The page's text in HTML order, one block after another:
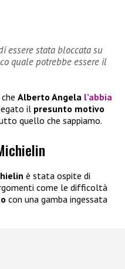
essere stata bloccata su
quale potrebbe essere il
Alberto Angela l’abbia
il presunto motivo
quello che sappiamo.
è stata ospite di
come le difficoltà
con una gamba ingessata